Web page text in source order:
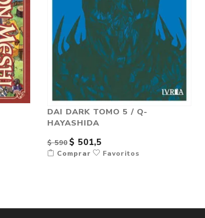
DAI DARK TOMO 5 / Q-
HAYASHIDA
$ 590 $ 501,5
Comprar Favoritos